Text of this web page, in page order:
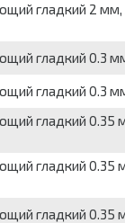
гладкий 2 мм,
гладкий 0.3
гладкий 0.3
гладкий 0.35
гладкий 0.35
гладкий 0.35